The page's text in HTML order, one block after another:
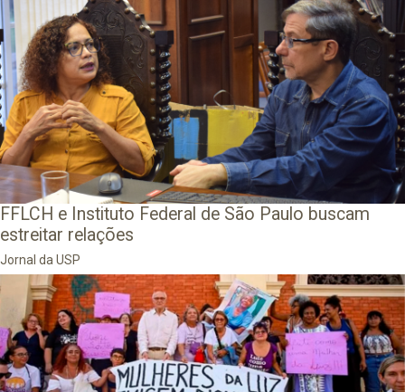
FFLCH e Instituto Federal de São Paulo buscam
estreitar relações
Jornal da USP